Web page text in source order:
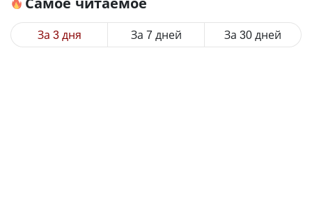
За 3 дня За 7 дней За 30 дней